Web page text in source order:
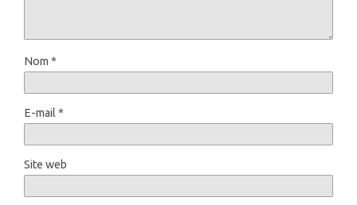
Nom *
E-mail *
Site web